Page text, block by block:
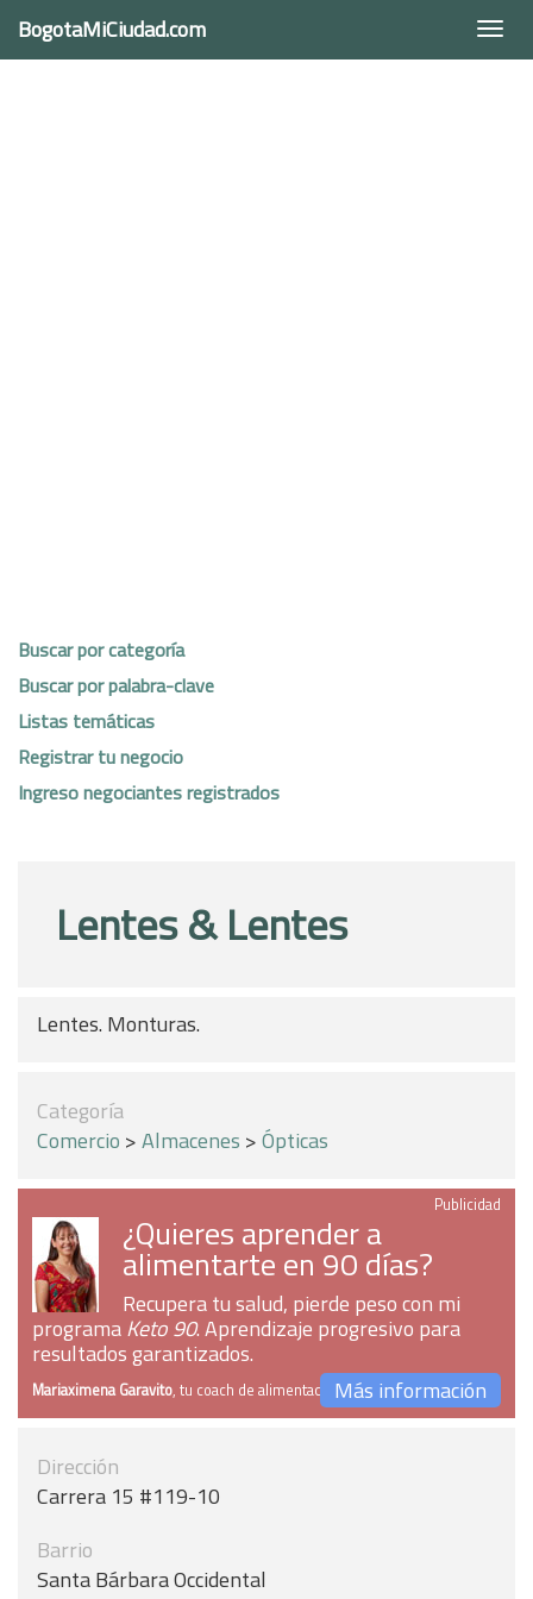
BogotaMiCiudad.com
Buscar por categoría
Buscar por palabra-clave
Listas temáticas
Registrar tu negocio
Ingreso negociantes registrados
Lentes & Lentes
Lentes. Monturas.
Categoría
Comercio >Almacenes >Ópticas
Publicidad
¿Quieres aprender a
alimentarte en 90 días?
Recupera tu salud, pierde peso con mi
programaKeto 90. Aprendizaje progresivo para
resultados garantizados.
Mariaximena Garavito, tu coach de alimentaciónMás información
Dirección
Carrera 15 #119-10
Barrio
Santa Bárbara Occidental